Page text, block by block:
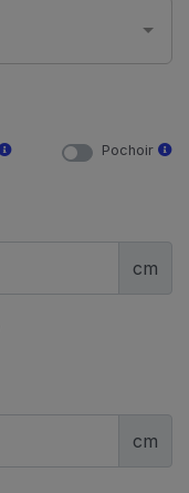
Pochoir
cm
cm